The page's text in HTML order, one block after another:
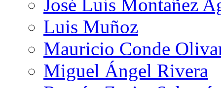
José Luis Montañez
Luis Muñoz
Mauricio Conde
Miguel Ángel Rivera